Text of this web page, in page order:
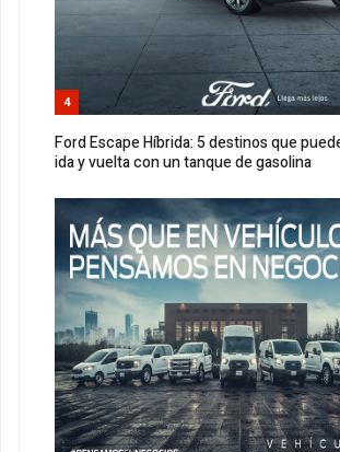
4
Ford Escape Híbrida: 5 destinos que
ida y vuelta con un tanque de gasolina